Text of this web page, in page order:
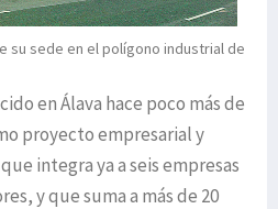
su sede en el polígono industrial de
en Álava hace poco más de
proyecto empresarial y
integra ya a seis empresas
y que suma a más de 20